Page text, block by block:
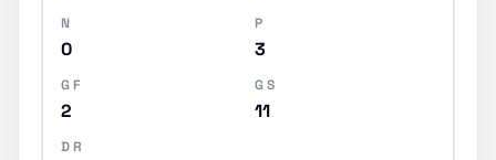
N
0
P
3
GF
2
GS
11
DR